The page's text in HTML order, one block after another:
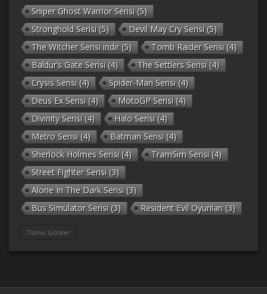
Sniper Ghost Warrior Serisi (5)
Stronghold Serisi (5) Devil May Cry Serisi (5)
The Witcher Serisi indir(5) Tomb Raider Serisi (4)
Baldur’s Gate Serisi (4) The Settlers Serisi (4)
Crysis Serisi (4) Spider-Man Serisi (4)
Deus Ex Serisi (4) MotoGP Serisi (4)
Divinity Serisi (4) Halo Serisi (4)
Metro Serisi (4) Batman Serisi (4)
Sherlock Holmes Serisi (4) TramSim Serisi (4)
Street Fighter Serisi (3)
Alone In The Dark Serisi (3)
Bus Simulator Serisi (3) Resident Evil Oyunları (3)
Tümü Göster